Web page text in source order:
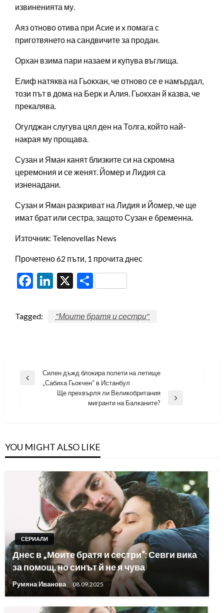
извиненията му.
Аяз отново отива при Асие и x помага с
приготвянето на сандвичите за продан.
Орхан взима пари назаем и купува въглища.
Елиф натяква на Гьокхан, че отново се е намърдал,
този път в дома на Берк и Алия. Гьокхан й казва, че
прекалява.
Огулджан слугува цял ден на Толга, който най-
накрая му прощава.
Сузан и Яман канят близките си на скромна
церемония и се женят. Йомер и Лидия са
изненадани.
Сузан и Яман разкриват на Лидия и Йомер, че ще
имат брат или сестра, защото Сузан е бременна.
Източник: Telenovellas News
Прочетено 62 пъти, 1 прочита днес
Facebook
LinkedIn
X Share
Tagged: "Моите братя и сестри"
Навигация
Previous
Силен дъжд блокира полети на летище
„Сабиха Гьокчен“ в Истанбул
Ще прехвърля ли Великобритания
мигранти на Балканите?
YOU MIGHT ALSO LIKE
СЕРИАЛИ
Днес в „Моите братя и сестри“: Севги вика
за помощ, но синът й не я чува
Румяна Иванова 08.09.2025